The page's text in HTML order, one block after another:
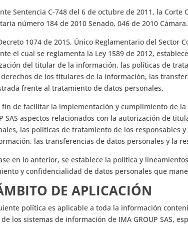
Sentencia C-748 del 6 de octubre de 2011, la
número 184 de 2010 Senado, 046 de 2010 Cámara.
1074 de 2015, Único Reglamentario del Sector
el cual se reglamenta la Ley 1589 de 2012,
del titular de la información, las políticas de
de los titulares de la información, las
frente al tratamiento de datos personales.
fin de facilitar la implementación y cumplimiento de
SAS aspectos relacionados con la autorización de
las políticas de tratamiento de los responsables
las transferencias de datos personales y la
en lo anterior, se establece la política y
y confidencialidad de datos personales que
DE APLICACIÓN
política es aplicable a toda la información
los sistemas de información de IMA GROUP SAS,